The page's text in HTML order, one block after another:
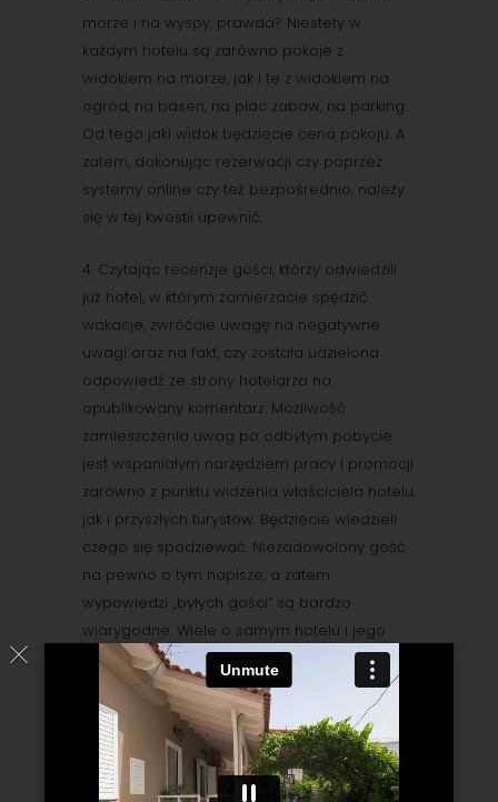
morze i na wyspy, prawda? Niestety w
każdym hotelu są zarówno pokoje z
widokiem na morze, jak i te z widokiem na
ogród, na basen, na plac zabaw, na parking…
Od tego jaki widok będziecie cena pokoju. A
zatem, dokonując rezerwacji czy poprzez
systemy online czy też bezpośrednio, należy
się w tej kwestii upewnić.
4. Czytając recenzje gości, którzy odwiedzili
już hotel, w którym zamierzacie spędzić
wakacje, zwróćcie uwagę na negatywne
uwagi oraz na fakt, czy została udzielona
odpowiedź ze strony hotelarza na
opublikowany komentarz. Możliwość
zamieszczenia uwag po odbytym pobycie
jest wspaniałym narzędziem pracy i promocji
zarówno z punktu widzenia właściciela hotelu,
jak i przyszłych turystów. Będziecie wiedzieli
czego się spodziewać. Niezadowolony gość
na pewno o tym napisze, a zatem
wypowiedzi „byłych gości” są bardzo
wiarygodne. Wiele o samym hotelu i jego
personelu mówi również sama odpowiedź
na taki komentarz. Jednym słowem
zachęcam do lektury: )
5. Najważniejsza jest komunikacja z
personelem hotelu – w chwili obecnej